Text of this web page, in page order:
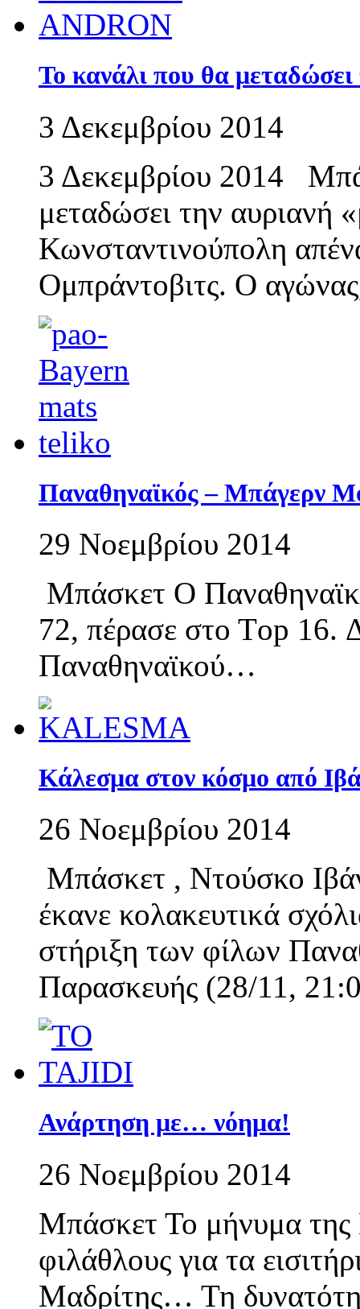
Το κανάλι που θα
3 Δεκεμβρίου 2014
3 Δεκεμβρίου 2014
μεταδώσει την αυριανή
Κωνσταντινούπολη
Ομπράντοβιτς. Ο
Παναθηναϊκός – Μπάγερν
29 Νοεμβρίου 2014
Μπάσκετ Ο
72, πέρασε στο Τop 16.
Παναθηναϊκού…
Κάλεσμα στον κόσμο από
26 Νοεμβρίου 2014
Μπάσκετ , Ντούσκο
έκανε κολακευτικά
στήριξη των φίλων
Παρασκευής (28/11,
Ανάρτηση με… νόημα!
26 Νοεμβρίου 2014
Μπάσκετ Το μήνυμα
φιλάθλους για τα
Μαδρίτης… Τη